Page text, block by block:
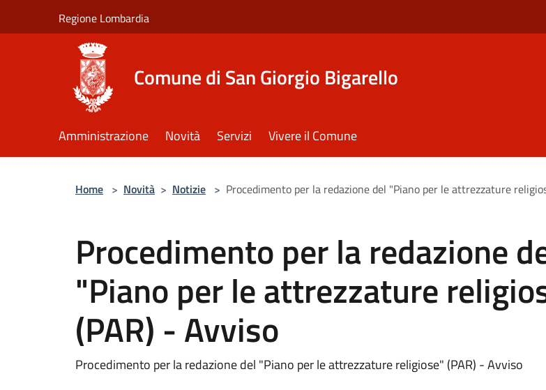
Regione Lombardia
Comune di San Giorgio Bigarello
Amministrazione Novità Servizi Vivere il Comune
Home > Novità > Notizie > Procedimento per la redazione del "Piano per le attrezzature
Procedimento per la redazione
"Piano per le attrezzature
(PAR) - Avviso
Procedimento per la redazione del "Piano per le attrezzature religiose" (PAR) - Avviso